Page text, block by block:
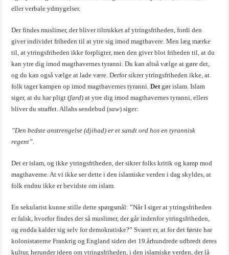
eller verbale ydmygelser.
Der findes muslimer, der bliver tiltrukket af ytringsfriheden, fordi den
giver individet friheden til at ytre sig imod magthavere. Men læg mærke
til, at ytringsfriheden ikke forpligter, men den giver blot friheden til, at du
kan ytre dig imod magthavernes tyranni. Du kan altså vælge at gøre det,
og du kan også vælge at lade være. Derfor sikrer ytringsfriheden ikke, at
folk tager kampen op imod magthavernes tyranni.Det gør islam. Islam
siger, at du har pligt (fard) at ytre dig imod magthavernes tyranni, ellers
bliver du straffet. Allahs sendebud (saw) siger:
”Den bedste anstrengelse (djihad) er et sandt ord hos en tyrannisk
regent”.
Det er islam, og ikke ytringsfriheden, der sikrer folks kritik og kamp mod
magthaverne. At vi ikke ser dette i den islamiske verden i dag skyldes, at
folk endnu ikke er bevidste om islam.
En sekularist kunne stille dette spørgsmål: ”Når I siger at ytringsfriheden
er falsk, hvorfor findes der så muslimer, der går indenfor ytringsfriheden,
og endda kalder sig selv for demokratiske?” Svaret er, at for det første har
kolonistaterne Frankrig og England siden det 19.århundrede udbredt deres
kultur, herunder ideen om ytringsfriheden, i den islamiske verden, der lå